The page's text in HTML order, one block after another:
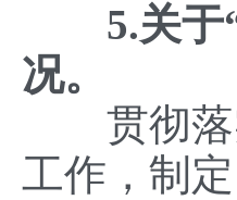
5.关于
况。
贯彻落实
工作，制